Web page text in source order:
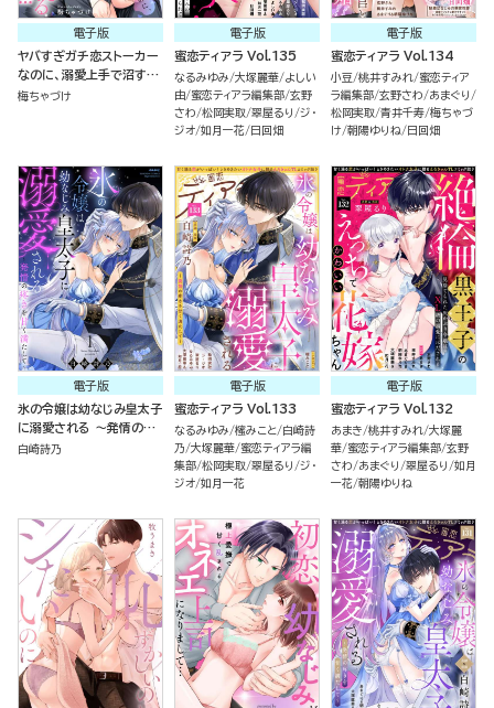
電子版
ヤバすぎガチ恋ストーカー
なのに、溺愛上手で沼すぎ
る!!!（単話版）
梅ちゃづけ
電子版
蜜恋ティアラ Vol.135
なるみゆみ 大塚麗華 よしい
由 蜜恋ティアラ編集部 玄野
さわ 松岡実取 翠屋るり
ジ・
ジオ 如月一花 日回畑
電子版
蜜恋ティアラ Vol.134
小豆 桃井すみれ 蜜恋ティア
ラ編集部 玄野さわ
あまぐり
松岡実取 青井千寿 梅ちゃづ
け 朝陽ゆりね 日回畑
電子版
氷の令嬢は幼なじみ皇太子
に溺愛される ～発情の疼
きを甘く満たして～ （1）
白崎詩乃
電子版
蜜恋ティアラ Vol.133
なるみゆみ 櫁みこと
白崎詩
乃 大塚麗華 蜜恋ティアラ編
集部 松岡実取 翠屋るり
ジ・
ジオ 如月一花
電子版
蜜恋ティアラ Vol.132
あまき 桃井すみれ 大塚麗
華 蜜恋ティアラ編集部 玄野
さわ
あまぐり 翠屋るり
如月
一花 朝陽ゆりね